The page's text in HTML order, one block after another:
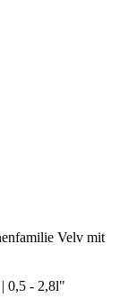
Velv mit
0,5 - 2,8l"